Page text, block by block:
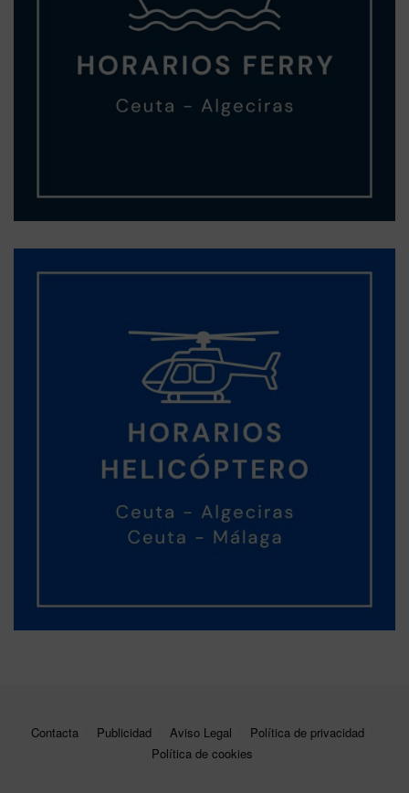
Contacta Publicidad Aviso Legal
Política de privacidad
Política de cookies